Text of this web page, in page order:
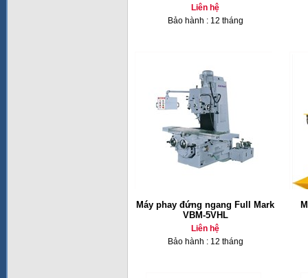
Liên hệ
Bảo hành : 12 tháng
Máy phay đứng ngang Full Mark
VBM-5VHL
Liên hệ
Bảo hành : 12 tháng